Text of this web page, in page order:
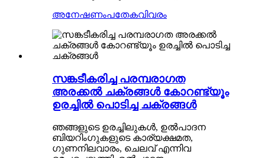
അനേഷണംപതേകവിവരം
സങ്കടീകരിച്ച പരമ്പരാഗത
അരക്കൽ ചക്രങ്ങൾ കോറണ്ട്യൂം
ഉരച്ചിൽ പൊടിച്ച ചക്രങ്ങൾ
ഞങ്ങളുടെ ഉരച്ചിലുകൾ, ഉൽപാദന
ബിയറിംഗുകളുടെ കാര്യക്ഷമത,
ഗുണനിലവാരം, ചെലവ് എന്നിവ